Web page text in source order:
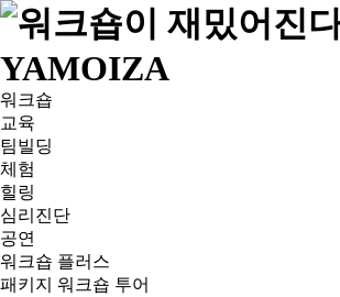
워크숍
교육
팀빌딩
체험
힐링
심리진단
공연
워크숍 플러스
패키지 워크숍 투어